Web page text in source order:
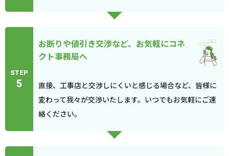
STEP
5
お断りや値引き交渉など、お気軽にコネ
クト事務局へ
直接、工事店と交渉しにくいと感じる場合など、皆様に
変わって我々が交渉いたします。いつでもお気軽にご連
絡ください。